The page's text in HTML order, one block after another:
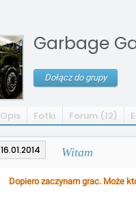
Garbage
Dołącz do grupy
Opis Fotki Forum (12)
16.01.2014 Witam
Dopiero zaczynam grac. Może